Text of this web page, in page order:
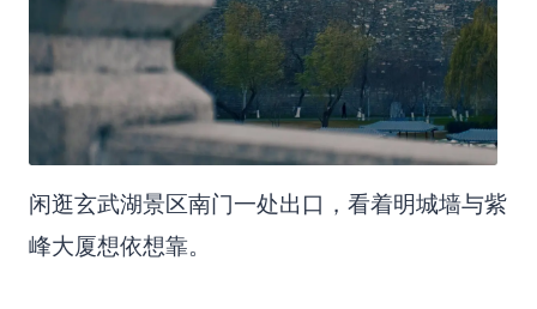
闲逛玄武湖景区南门一处出口，看着明城墙与紫
峰大厦想依想靠。